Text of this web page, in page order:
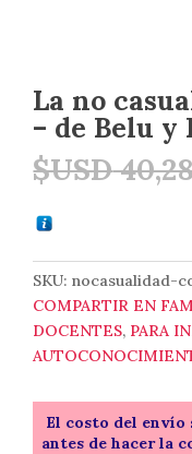
La no
– de Belu y
$USD
SKU:nocasualidad-
COMPARTIR EN
DOCENTES, PARA
El costo del
antes de hacer la